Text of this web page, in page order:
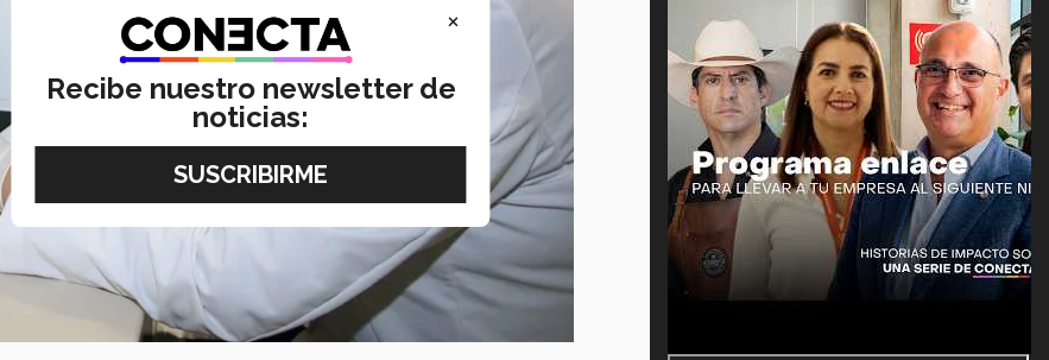
×
Recibe nuestro newsletter de
noticias: